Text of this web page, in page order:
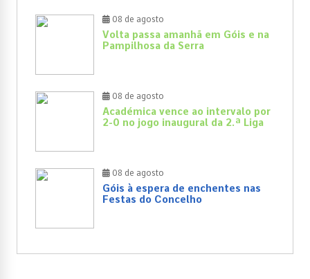
08 de agosto
Volta passa amanhã em Góis e na
Pampilhosa da Serra
08 de agosto
Académica vence ao intervalo por
2-0 no jogo inaugural da 2.ª Liga
08 de agosto
Góis à espera de enchentes nas
Festas do Concelho